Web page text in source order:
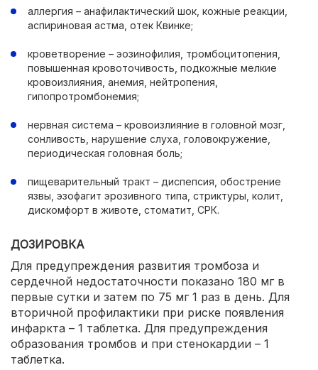
аллергия – анафилактический шок, кожные реакции,
аспириновая астма, отек Квинке;
кроветворение – эозинофилия, тромбоцитопения,
повышенная кровоточивость, подкожные мелкие
кровоизлияния, анемия, нейтропения,
гипопротромбонемия;
нервная система – кровоизлияние в головной мозг,
сонливость, нарушение слуха, головокружение,
периодическая головная боль;
пищеварительный тракт – диспепсия, обострение
язвы, эзофагит эрозивного типа, стриктуры, колит,
дискомфорт в животе, стоматит, СРК.
ДОЗИРОВКА
Для предупреждения развития тромбоза и
сердечной недостаточности показано 180 мг в
первые сутки и затем по 75 мг 1 раз в день. Для
вторичной профилактики при риске появления
инфаркта – 1 таблетка. Для предупреждения
образования тромбов и при стенокардии – 1
таблетка.